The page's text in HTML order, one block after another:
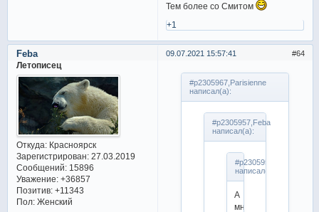
Тем более со Смитом
+1
64
09.07.2021 15:57:41
Feba
Летописец
Откуда:Красноярск
Зарегистрирован: 27.03.2019
Сообщений:15896
Уважение: +36857
Позитив: +11343
Пол:Женский
#p2305967,Parisienne
написал(а):
#p2305957,Feba
написал(а):
#p2305950,Parisienne
написал(а):
А
мне